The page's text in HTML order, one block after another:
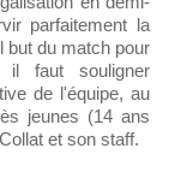
parfaitement la
but du match pour
il faut souligner
de l'équipe, au
jeunes (14 ans
et son staff.